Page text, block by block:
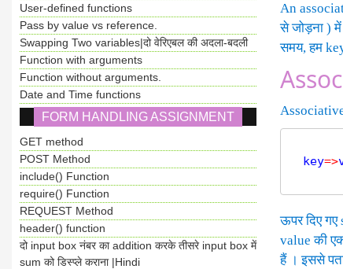
User-defined functions
Pass by value vs reference.
Swapping Two variables|दो वेरिएबल की अदला-बदली
Function with arguments
Function without arguments.
Date and Time functions
FORM HANDLING ASSIGNMENT
GET method
POST Method
include() Function
require() Function
REQUEST Method
header() function
दो input box नंबर का addition करके तीसरे input box में
sum को डिस्प्ले कराना |Hindi
An
से जोड़ना )
समय, हम
  key
=>
ऊपर दिए
value की
हैं । इससे